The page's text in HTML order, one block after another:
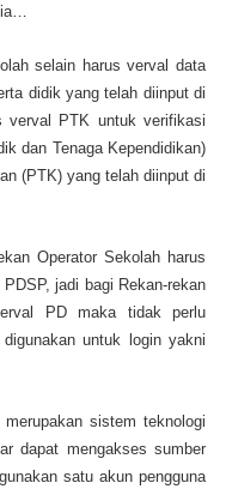
selain harus verval data
didik yang telah diinput di
verval PTK untuk verifikasi
dan Tenaga Kependidikan)
(PTK) yang telah diinput di
Operator Sekolah harus
jadi bagi Rekan-rekan
PD maka tidak perlu
untuk login yakni
merupakan sistem teknologi
dapat mengakses sumber
satu akun pengguna